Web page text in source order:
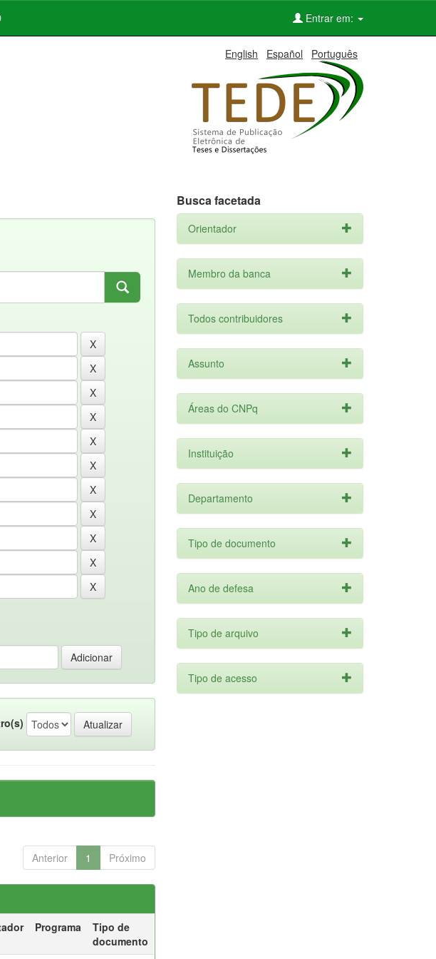
Entrar em:
English Español Português
Anterior 1 Próximo
Programa
Tipo de
documento
Busca facetada
Orientador
Membro da banca
Todos contribuidores
Assunto
Áreas do CNPq
Instituição
Departamento
Tipo de documento
Ano de defesa
Tipo de arquivo
Tipo de acesso